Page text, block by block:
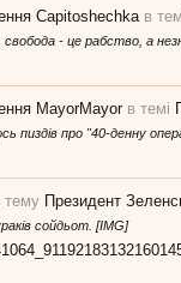
Capitoshechkaв
свобода - це рабство, а
MayorMayorв темі
пиздів про "40-денну
тему Президент
сойдьот. [IMG]